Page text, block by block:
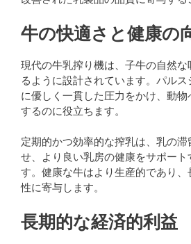
牛の快適さと健康の
現代の牛乳搾り機は、子牛の自然
るように設計されています。パル
に優しく一貫した圧力をかけ、動
するのに役立ちます。
定期的かつ効率的な搾乳は、乳の滞
せ、より良い乳房の健康をサポート
す。健康な牛はより生産的であり
性に寄与します。
長期的な経済的利益